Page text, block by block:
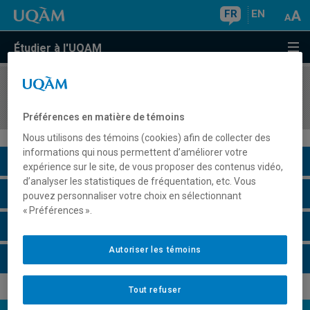
FR EN
Étudier à l'UQAM
COURS//
Description du cours
Horaire - Été 2026
Préférences en matière de témoins
Nous utilisons des témoins (cookies) afin de collecter des
informations qui nous permettent d’améliorer votre
expérience sur le site, de vous proposer des contenus vidéo,
d’analyser les statistiques de fréquentation, etc. Vous
pouvez personnaliser votre choix en sélectionnant
« Préférences ».
Tout refuser
Autoriser les témoins